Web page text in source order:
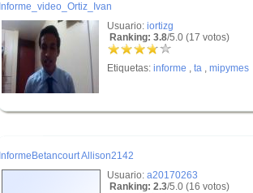
Informe_video_Ortiz_Ivan
Usuario: iortizg
Ranking: 3.8/5.0 (17 votos)
Etiquetas: informe , ta , mipymes
InformeBetancourt Allison2142
Usuario: a20170263
Ranking: 2.3/5.0 (16 votos)